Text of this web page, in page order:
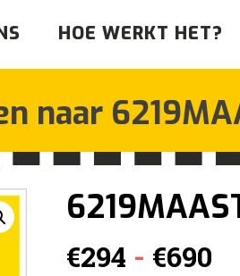
HOE WERKT HET?
naar
€294 - €690